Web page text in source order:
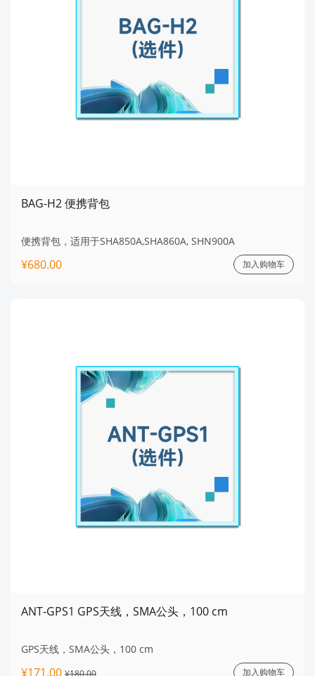
BAG-H2 便携背包
便携背包，适用于SHA850A,SHA860A, SHN900A
¥680.00 加入购物车
ANT-GPS1 GPS天线，SMA公头，100 cm
GPS天线，SMA公头，100 cm
¥171.00 ¥180.00 加入购物车